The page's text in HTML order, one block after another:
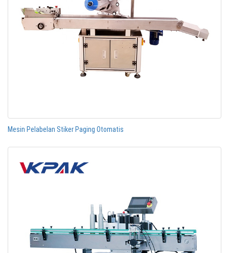
Mesin Pelabelan Stiker Paging Otomatis